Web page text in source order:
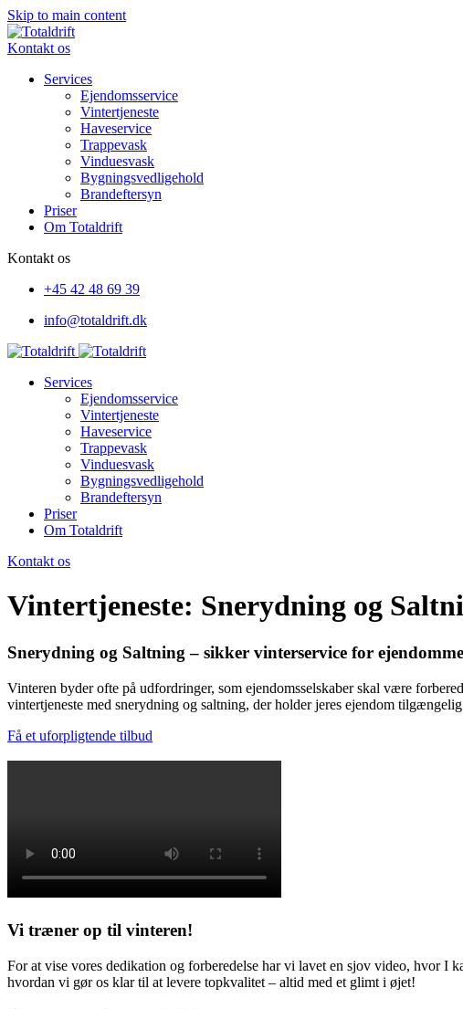
Skip to main content
Kontakt os
Services
Ejendomsservice
Vintertjeneste
Haveservice
Trappevask
Vinduesvask
Bygningsvedligehold
Brandeftersyn
Priser
Om Totaldrift
Kontakt os
+45 42 48 69 39
info@totaldrift.dk
Services
Ejendomsservice
Vintertjeneste
Haveservice
Trappevask
Vinduesvask
Bygningsvedligehold
Brandeftersyn
Priser
Om Totaldrift
Kontakt os
Vintertjeneste: Snerydning og
Snerydning og Saltning – sikker vinterservice for ejendomme
Vinteren byder ofte på udfordringer, som ejendomsselskaber skal være
vintertjeneste med snerydning og saltning, der holder jeres ejendom
Få et uforpligtende tilbud
Vi træner op til vinteren!
For at vise vores dedikation og forberedelse har vi lavet en sjov video, hvor
hvordan vi gør os klar til at levere topkvalitet – altid med et glimt i øjet!